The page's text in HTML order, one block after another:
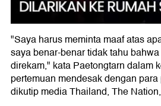
"Saya harus meminta maaf atas
saya benar-benar tidak tahu
direkam," kata Paetongtarn dalam
pertemuan mendesak dengan
dikutip media Thailand, The